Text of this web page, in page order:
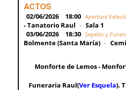
ACTOS
02/06/2026 18:00 Apertura
- Tanatorio Raul - Sala 1
03/06/2026
18:30 Sepelio y
Bolmente (Santa María) -
Monforte de Lemos -
Funeraria Raul(Ver Esquela).